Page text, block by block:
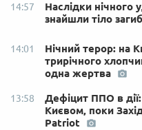
14:57
Наслідки нічного
знайшли тіло
14:01
Нічний терор: на
трирічного
одна жертва
13:58
Дефіцит ППО в
Києвом, поки
Patriot